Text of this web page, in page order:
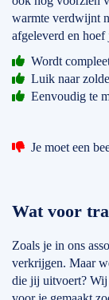
warmte verdwijnt
afgeleverd en hoef
Wordt
Luik naar
Eenvoudig te
Je moet een
Wat voor
Zoals je in ons
verkrijgen. Maar
die jij uitvoert? Wij